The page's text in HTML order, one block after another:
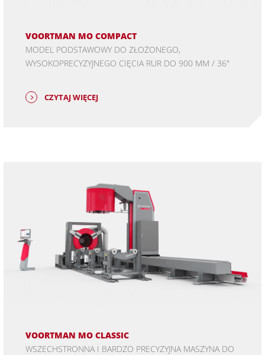
VOORTMAN MO COMPACT
MODEL PODSTAWOWY DO ZŁOŻONEGO,
WYSOKOPRECYZYJNEGO CIĘCIA RUR DO 900 MM / 36"
CZYTAJ WIĘCEJ
VOORTMAN MO CLASSIC
WSZECHSTRONNA I BARDZO PRECYZYJNA MASZYNA DO